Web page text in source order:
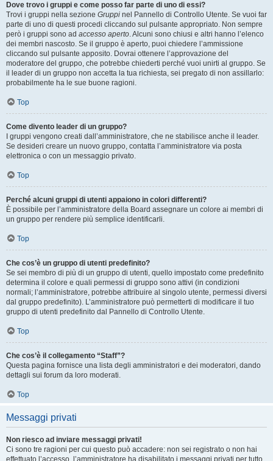
Dove trovo i gruppi e come posso far parte di uno di essi?
Trovi i gruppi nella sezione Gruppi nel Pannello di Controllo Utente. Se vuoi far
parte di uno di questi procedi cliccando sul pulsante appropriato. Non sempre
però i gruppi sono ad accesso aperto. Alcuni sono chiusi e altri hanno l’elenco
dei membri nascosto. Se il gruppo è aperto, puoi chiedere l’ammissione
cliccando sul pulsante apposito. Dovrai ottenere l’approvazione del
moderatore del gruppo, che potrebbe chiederti perché vuoi unirti al gruppo. Se
il leader di un gruppo non accetta la tua richiesta, sei pregato di non assillarlo:
probabilmente ha le sue buone ragioni.
Top
Come divento leader di un gruppo?
I gruppi vengono creati dall’amministratore, che ne stabilisce anche il leader.
Se desideri creare un nuovo gruppo, contatta l’amministratore via posta
elettronica o con un messaggio privato.
Top
Perché alcuni gruppi di utenti appaiono in colori differenti?
È possibile per l’amministratore della Board assegnare un colore ai membri di
un gruppo per rendere più semplice identificarli.
Top
Che cos’è un gruppo di utenti predefinito?
Se sei membro di più di un gruppo di utenti, quello impostato come predefinito
determina il colore e quali permessi di gruppo sono attivi (in condizioni
normali; l’amministratore, potrebbe attribuire al singolo utente, permessi diversi
dal gruppo predefinito). L’amministratore può permetterti di modificare il tuo
gruppo di utenti predefinito dal Pannello di Controllo Utente.
Top
Che cos’è il collegamento “Staff”?
Questa pagina fornisce una lista degli amministratori e dei moderatori, dando
dettagli sui forum da loro moderati.
Top
Messaggi privati
Non riesco ad inviare messaggi privati!
Ci sono tre ragioni per cui questo può accadere: non sei registrato o non hai
effettuato l’accesso, l’amministratore ha disabilitato i messaggi privati per tutto